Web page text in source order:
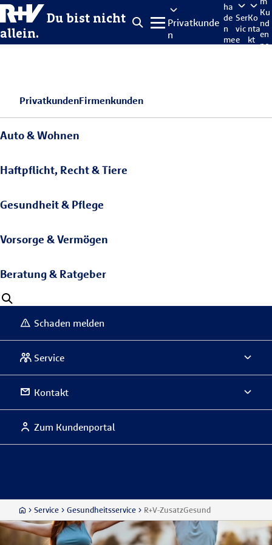
Du bist nicht
allein.
Privatkunde
n
ha
de
n
me
Ser
vic
e
Ko
nta
kt
Ku
nd
en
po
PrivatkundenFirmenkunden
Auto & Wohnen
Haftpflicht, Recht & Tiere
Gesundheit & Pflege
Vorsorge & Vermögen
Beratung & Ratgeber
Schaden melden
Service
Kontakt
Zum Kundenportal
Service Gesundheitsservice R+V-ZusatzGesund